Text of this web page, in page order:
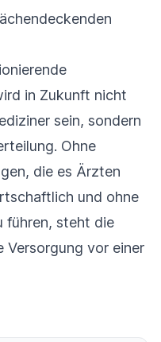
in Zukunft nicht
sein, sondern
Ohne
die es Ärzten
und ohne
führen, steht die
Versorgung vor einer